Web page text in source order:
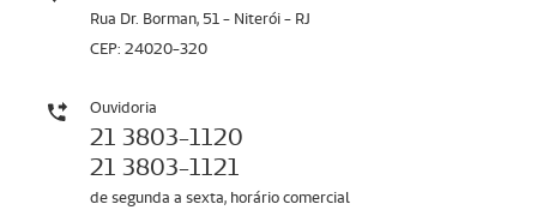
Rua Dr. Borman, 51 - Niterói - RJ
CEP: 24020-320
Ouvidoria
21 3803-1120
21 3803-1121
de segunda a sexta, horário comercial